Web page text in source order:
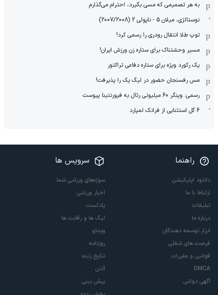
به هر تصمیمی که مسی بگیرد، احترام می‌گذارم
نوستالژی، میلان 5 - ناپولی 2 (2007/2008)
توپ طلا انتقال رودری را رسمی کرد!
مسیر وحشتناک برای ستاره زن ورزش ایران!
یک رکورد ویژه برای ستاره دفاعی تراکتور
مس رفسنجان حضور در لیگ یک را پذیرفت!
رسمی: وینگر 60 میلیونی رئال به فیورنتینا پیوست
6 گل استثنایی از فرانک لمپارد
راهنما
دانلود اپلیکیشن
ارتباط با ما
تبلیغات
درباره ما
ابزار توسعه دهندگان
فرصت های شغلی
قوانین و مقررات
DMCA
آگهی دولتی
سرویس ها
سوژه‌های ورزشی شما
اخبار ورزشی
پادکست
لیگ ها و رقابت ها
ویدئو
روزنامه
نتایج زنده
آنتن
پیش بینی